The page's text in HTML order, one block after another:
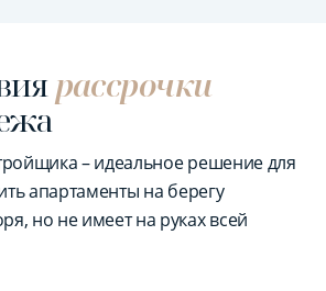
рассрочки
– идеальное решение для
апартаменты на берегу
но не имеет на руках всей